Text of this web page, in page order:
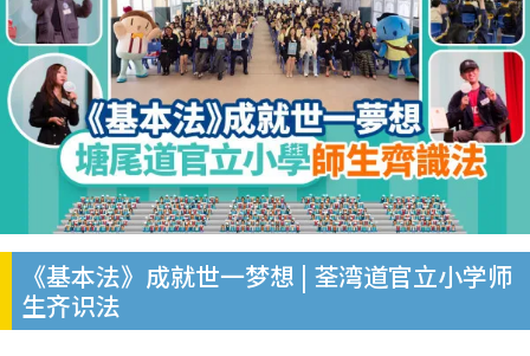
《基本法》成就世一梦想 | 荃湾道官立小学师
生齐识法